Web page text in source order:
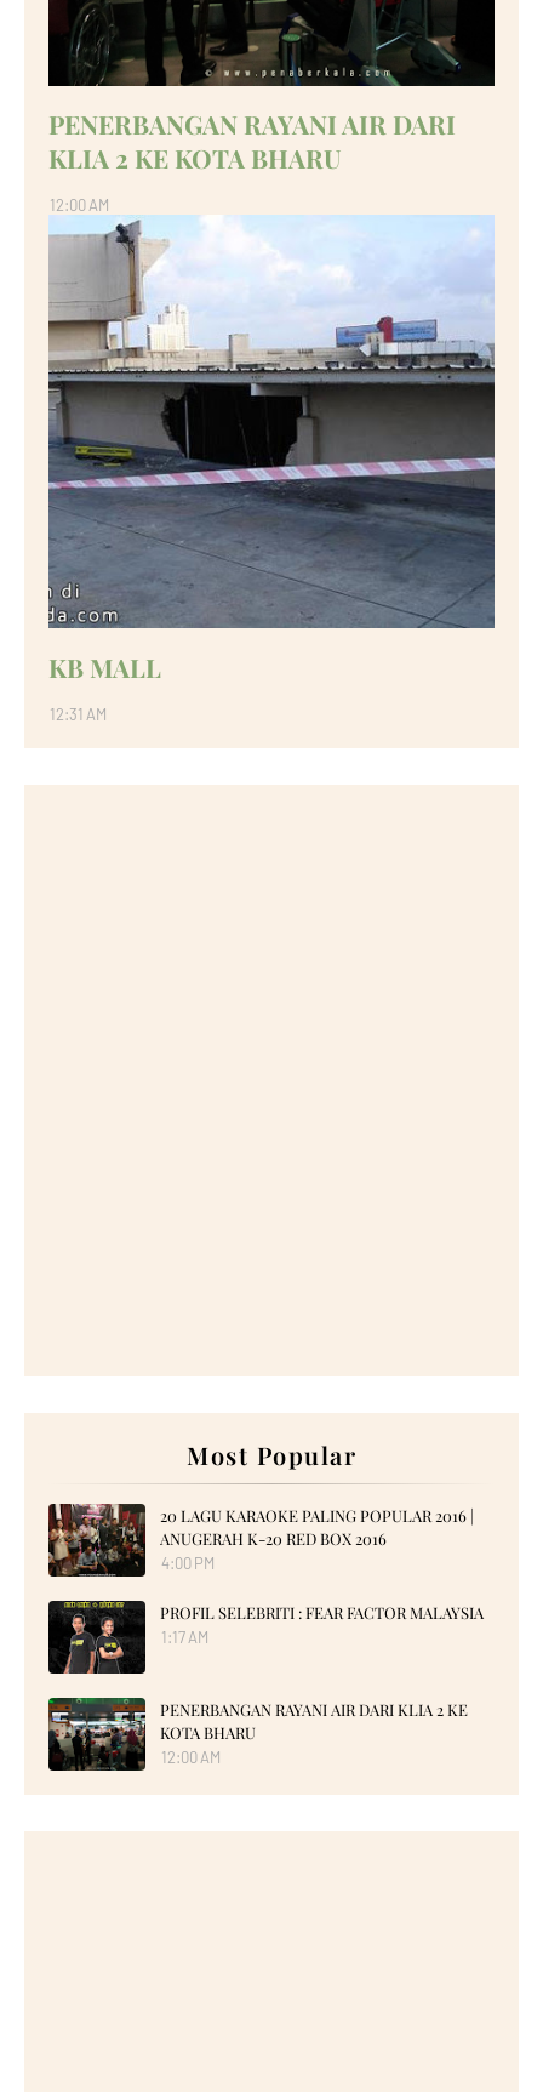
PENERBANGAN RAYANI AIR DARI
KLIA 2 KE KOTA BHARU
12:00 AM
KB MALL
12:31 AM
Most Popular
20 LAGU KARAOKE PALING POPULAR 2016 |
ANUGERAH K-20 RED BOX 2016
4:00 PM
PROFIL SELEBRITI : FEAR FACTOR MALAYSIA
1:17 AM
PENERBANGAN RAYANI AIR DARI KLIA 2 KE
KOTA BHARU
12:00 AM